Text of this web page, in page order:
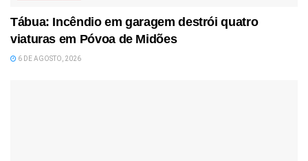
Tábua: Incêndio em garagem destrói quatro
viaturas em Póvoa de Midões
6 DE AGOSTO, 2026